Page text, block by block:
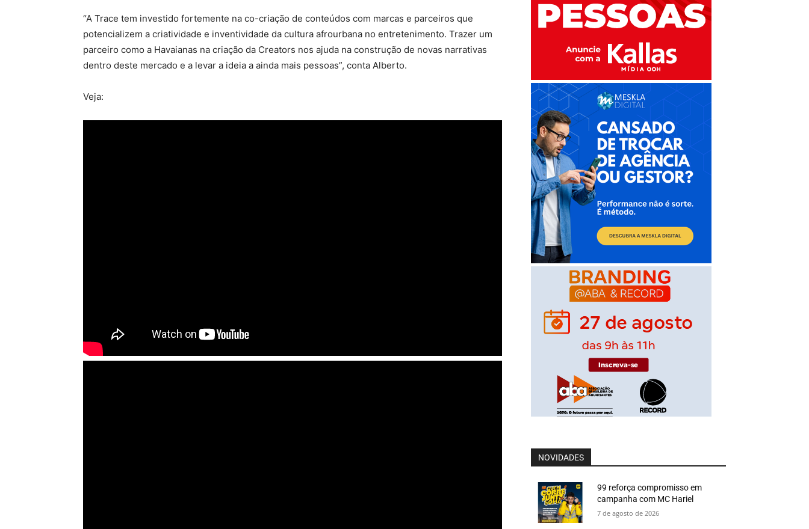
“A Trace tem investido fortemente na co-criação de conteúdos com marcas e parceiros que
potencializem a criatividade e inventividade da cultura afrourbana no entretenimento. Trazer um
parceiro como a Havaianas na criação da Creators nos ajuda na construção de novas narrativas
dentro deste mercado e a levar a ideia a ainda mais pessoas”, conta Alberto.
Veja:
NOVIDADES
99 reforça compromisso em
campanha com MC Hariel
7 de agosto de 2026